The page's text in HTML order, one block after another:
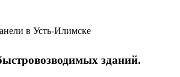
зданий.